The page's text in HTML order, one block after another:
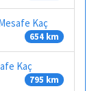
Kaç
654 km
Kaç
795 km